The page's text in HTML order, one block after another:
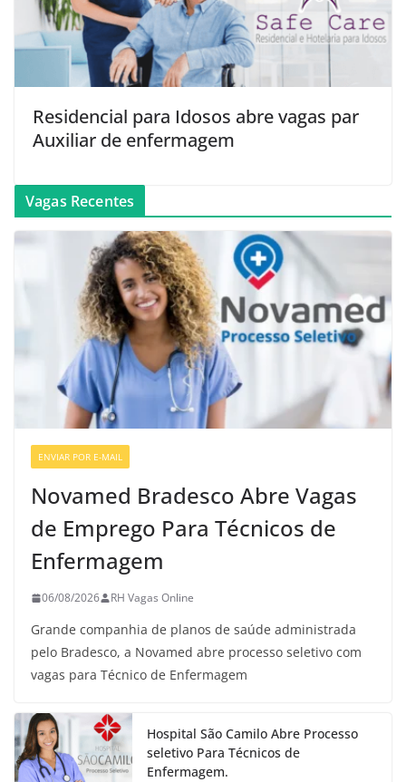
Residencial para Idosos abre vagas par
Auxiliar de enfermagem
Vagas Recentes
ENVIAR POR E-MAIL
Novamed Bradesco Abre Vagas
de Emprego Para Técnicos de
Enfermagem
06/08/2026 RH Vagas Online
Grande companhia de planos de saúde administrada
pelo Bradesco, a Novamed abre processo seletivo com
vagas para Técnico de Enfermagem
Hospital São Camilo Abre Processo
seletivo Para Técnicos de
Enfermagem.